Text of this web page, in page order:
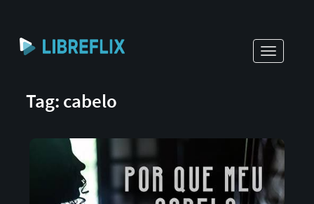
Toggle
Tag: cabelo